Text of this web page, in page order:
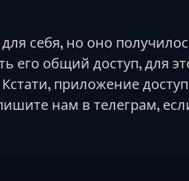
себя, но оно
его общий доступ, для
приложение
нам в телеграм,